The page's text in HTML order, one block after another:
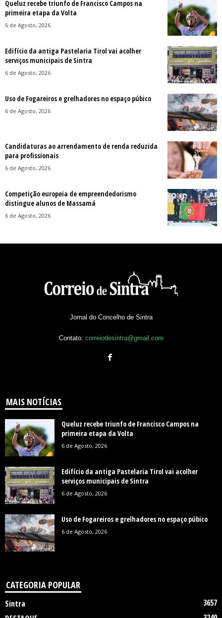
Queluz recebe triunfo de Francisco Campos na
primeira etapa da Volta
6 de Agosto, 2026
Edifício da antiga Pastelaria Tirol vai acolher
serviços municipais de Sintra
6 de Agosto, 2026
Uso de Fogareiros e grelhadores no espaço púbico
6 de Agosto, 2026
Candidaturas ao arrendamento de renda reduzida
para profissionais
6 de Agosto, 2026
Competição europeia de empreendedorismo
distingue alunos de Massamá
6 de Agosto, 2026
Jornal do Concelho de Sintra
Contato: correiodesintra@gmail.com
MAIS NOTÍCIAS
Queluz recebe triunfo de Francisco Campos na
primeira etapa da Volta
6 de Agosto, 2026
Edifício da antiga Pastelaria Tirol vai acolher
serviços municipais de Sintra
6 de Agosto, 2026
Uso de Fogareiros e grelhadores no espaço púbico
6 de Agosto, 2026
CATEGORIA POPULAR
Sintra
3657